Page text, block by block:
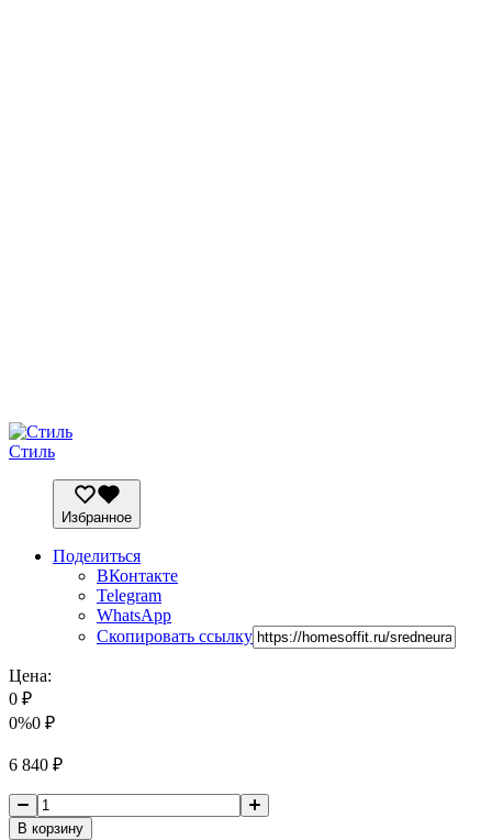
Стиль
Избранное
Поделиться
ВКонтакте
Telegram
WhatsApp
Скопировать ссылку
Цена:
0 ₽
0%0 ₽
6 840 ₽
В корзину